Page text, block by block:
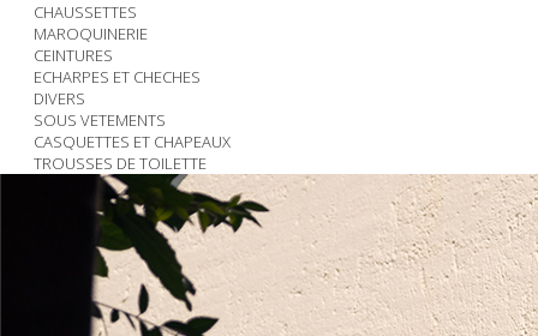
CHAUSSETTES
MAROQUINERIE
CEINTURES
ECHARPES ET CHECHES
DIVERS
SOUS VETEMENTS
CASQUETTES ET CHAPEAUX
TROUSSES DE TOILETTE